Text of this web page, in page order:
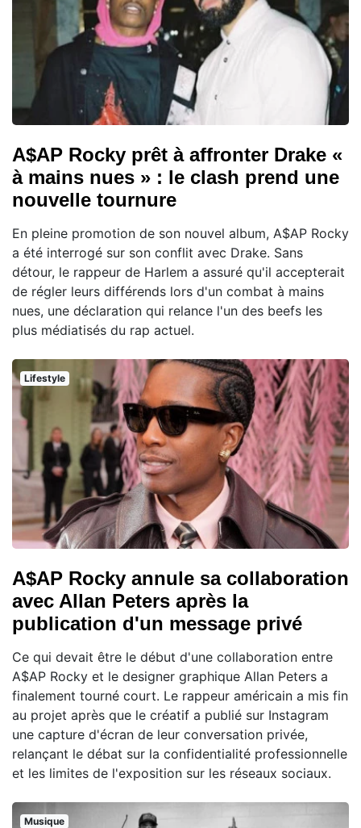
A$AP Rocky prêt à affronter Drake «
à mains nues » : le clash prend une
nouvelle tournure
En pleine promotion de son nouvel album, A$AP Rocky
a été interrogé sur son conflit avec Drake. Sans
détour, le rappeur de Harlem a assuré qu'il accepterait
de régler leurs différends lors d'un combat à mains
nues, une déclaration qui relance l'un des beefs les
plus médiatisés du rap actuel.
Lifestyle
A$AP Rocky annule sa collaboration
avec Allan Peters après la
publication d'un message privé
Ce qui devait être le début d'une collaboration entre
A$AP Rocky et le designer graphique Allan Peters a
finalement tourné court. Le rappeur américain a mis fin
au projet après que le créatif a publié sur Instagram
une capture d'écran de leur conversation privée,
relançant le débat sur la confidentialité professionnelle
et les limites de l'exposition sur les réseaux sociaux.
Musique